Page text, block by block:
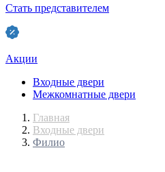
Стать представителем
Акции
Входные двери
Межкомнатные двери
Главная
Входные двери
Филио